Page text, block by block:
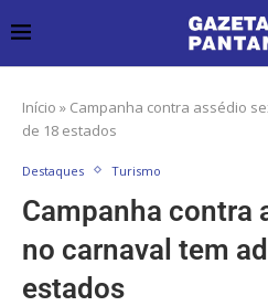
Início » Campanha contra assédio
de 18 estados
Destaques Turismo
Campanha contra
no carnaval tem
estados